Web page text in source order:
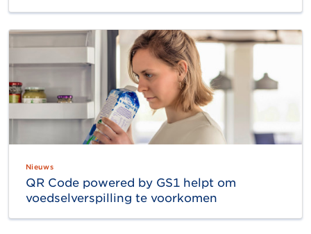
Nieuws
QR Code powered by GS1 helpt om
voedselverspilling te voorkomen